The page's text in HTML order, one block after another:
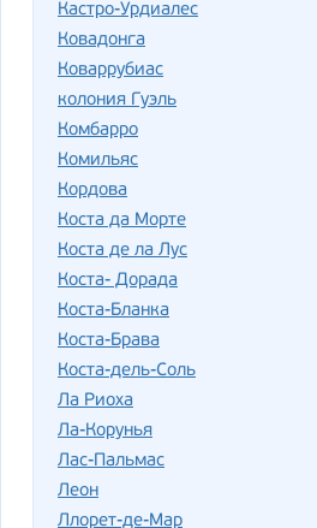
Кастро-Урдиалес
Ковадонга
Коваррубиас
колония Гуэль
Комбарро
Комильяс
Кордова
Коста да Морте
Коста де ла Лус
Коста- Дорада
Коста-Бланка
Коста-Брава
Коста-дель-Соль
Ла Риоха
Ла-Корунья
Лас-Пальмас
Леон
Ллорет-де-Мар